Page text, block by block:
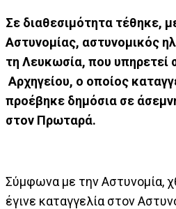
Σε διαθεσιμότητα τέθηκε,
Αστυνομίας, αστυνομικός
τη Λευκωσία, που υπηρετεί
Αρχηγείου, ο οποίος
προέβηκε δημόσια σε
στον Πρωταρά.
Σύμφωνα με την Αστυνομία,
έγινε καταγγελία στον